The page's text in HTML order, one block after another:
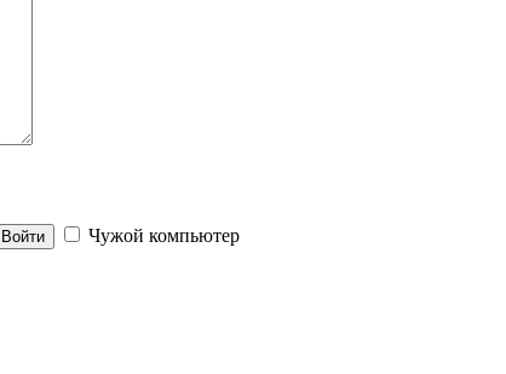
Войти
Чужой компьютер